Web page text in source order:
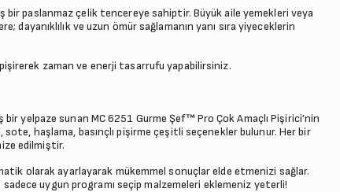
paslanmaz çelik tencereye sahiptir. Büyük aile yemekleri veya
dayanıklılık ve uzun ömür sağlamanın yanı sıra yiyeceklerin
zaman ve enerji tasarrufu yapabilirsiniz.
yelpaze sunan MC 6251 Gurme Şef™ Pro Çok Amaçlı Pişirici’nin
haşlama, basınçlı pişirme çeşitli seçenekler bulunur. Her bir
edilmiştir.
olarak ayarlayarak mükemmel sonuçlar elde etmenizi sağlar.
uygun programı seçip malzemeleri eklemeniz yeterli!